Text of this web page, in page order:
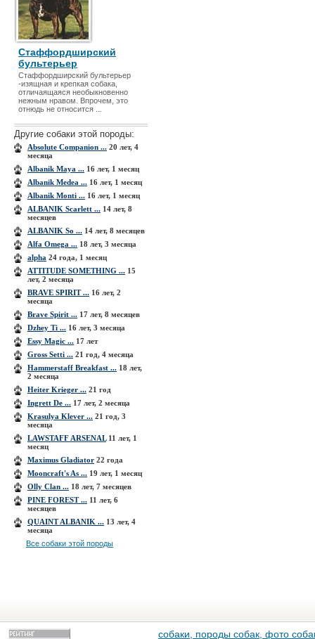
Стаффордширский
бультерьер
Стаффордширский бультерьер
-изящная и крепкая собака,
отличаящаяся необыкновенно
нежным нравом. Впрочем, это
отнюдь не относится ...
Другие собаки этой породы:
Absolute Companion ... 20 лет, 4
месяца
Albanik Maya ... 16 лет, 1 месяц
Albanik Medea ... 16 лет, 1 месяц
Albanik Monti ... 16 лет, 1 месяц
ALBANIK Scarlett ... 14 лет, 8
месяцев
ALBANIK So ... 14 лет, 8 месяцев
Alfa Omega ... 18 лет, 3 месяца
alpha 24 года, 1 месяц
ATTITUDE SOMETHING ... 15
лет, 2 месяца
BRAVE SPIRIT ... 16 лет, 2
месяца
Brave Spirit ... 17 лет, 8 месяцев
Dzhey Ti ... 16 лет, 3 месяца
Essy Magic ... 17 лет
Gross Setti ... 21 год, 4 месяца
Hammerstaff Breakfast ... 18 лет,
2 месяца
Heiter Krieger ... 21 год
Ingrett De ... 17 лет, 2 месяца
Krasulya Klever ... 21 год, 3
месяца
LAWSTAFF ARSENAL11 лет, 1
месяц
Maximus Gladiator 22 года
Mooncraft's As ... 19 лет, 1 месяц
Olly Clan ... 18 лет, 7 месяцев
PINE FOREST ... 11 лет, 6
месяцев
QUAINT ALBANIK ... 13 лет, 4
месяца
Все собаки этой породы
собаки, породы собак, фото